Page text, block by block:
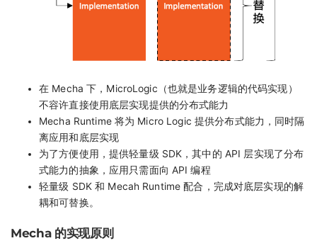
在 Mecha 下，MicroLogic（也就是业务逻辑的代码实现）
不容许直接使用底层实现提供的分布式能力
Mecha Runtime 将为 Micro Logic 提供分布式能力，同时隔
离应用和底层实现
为了方便使用，提供轻量级 SDK，其中的 API 层实现了分布
式能力的抽象，应用只需面向 API 编程
轻量级 SDK 和 Mecah Runtime 配合，完成对底层实现的解
耦和可替换。
Mecha 的实现原则